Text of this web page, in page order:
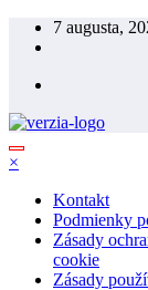
Skip
7 augusta,
×
Kontakt
Podmienky
Zásady
cookie
Zásady